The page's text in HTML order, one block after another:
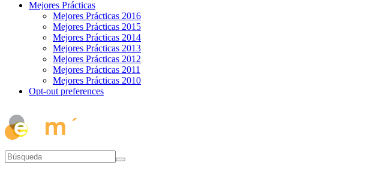
Mejores Prácticas
Mejores Prácticas 2016
Mejores Prácticas 2015
Mejores Prácticas 2014
Mejores Prácticas 2013
Mejores Prácticas 2012
Mejores Prácticas 2011
Mejores Prácticas 2010
Opt-out preferences